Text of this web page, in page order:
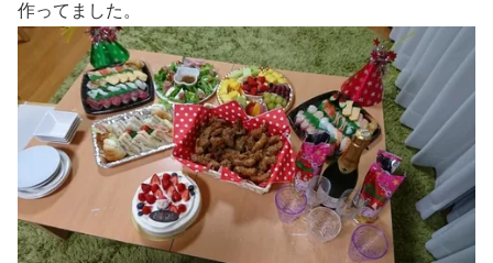
作ってました。